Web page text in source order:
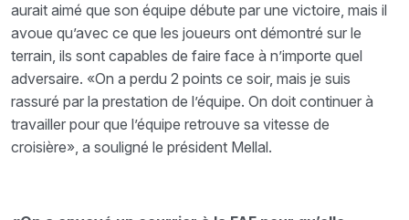
aurait aimé que son équipe débute par une victoire, mais il
avoue qu’avec ce que les joueurs ont démontré sur le
terrain, ils sont capables de faire face à n’importe quel
adversaire. «On a perdu 2 points ce soir, mais je suis
rassuré par la prestation de l’équipe. On doit continuer à
travailler pour que l’équipe retrouve sa vitesse de
croisière», a souligné le président Mellal.